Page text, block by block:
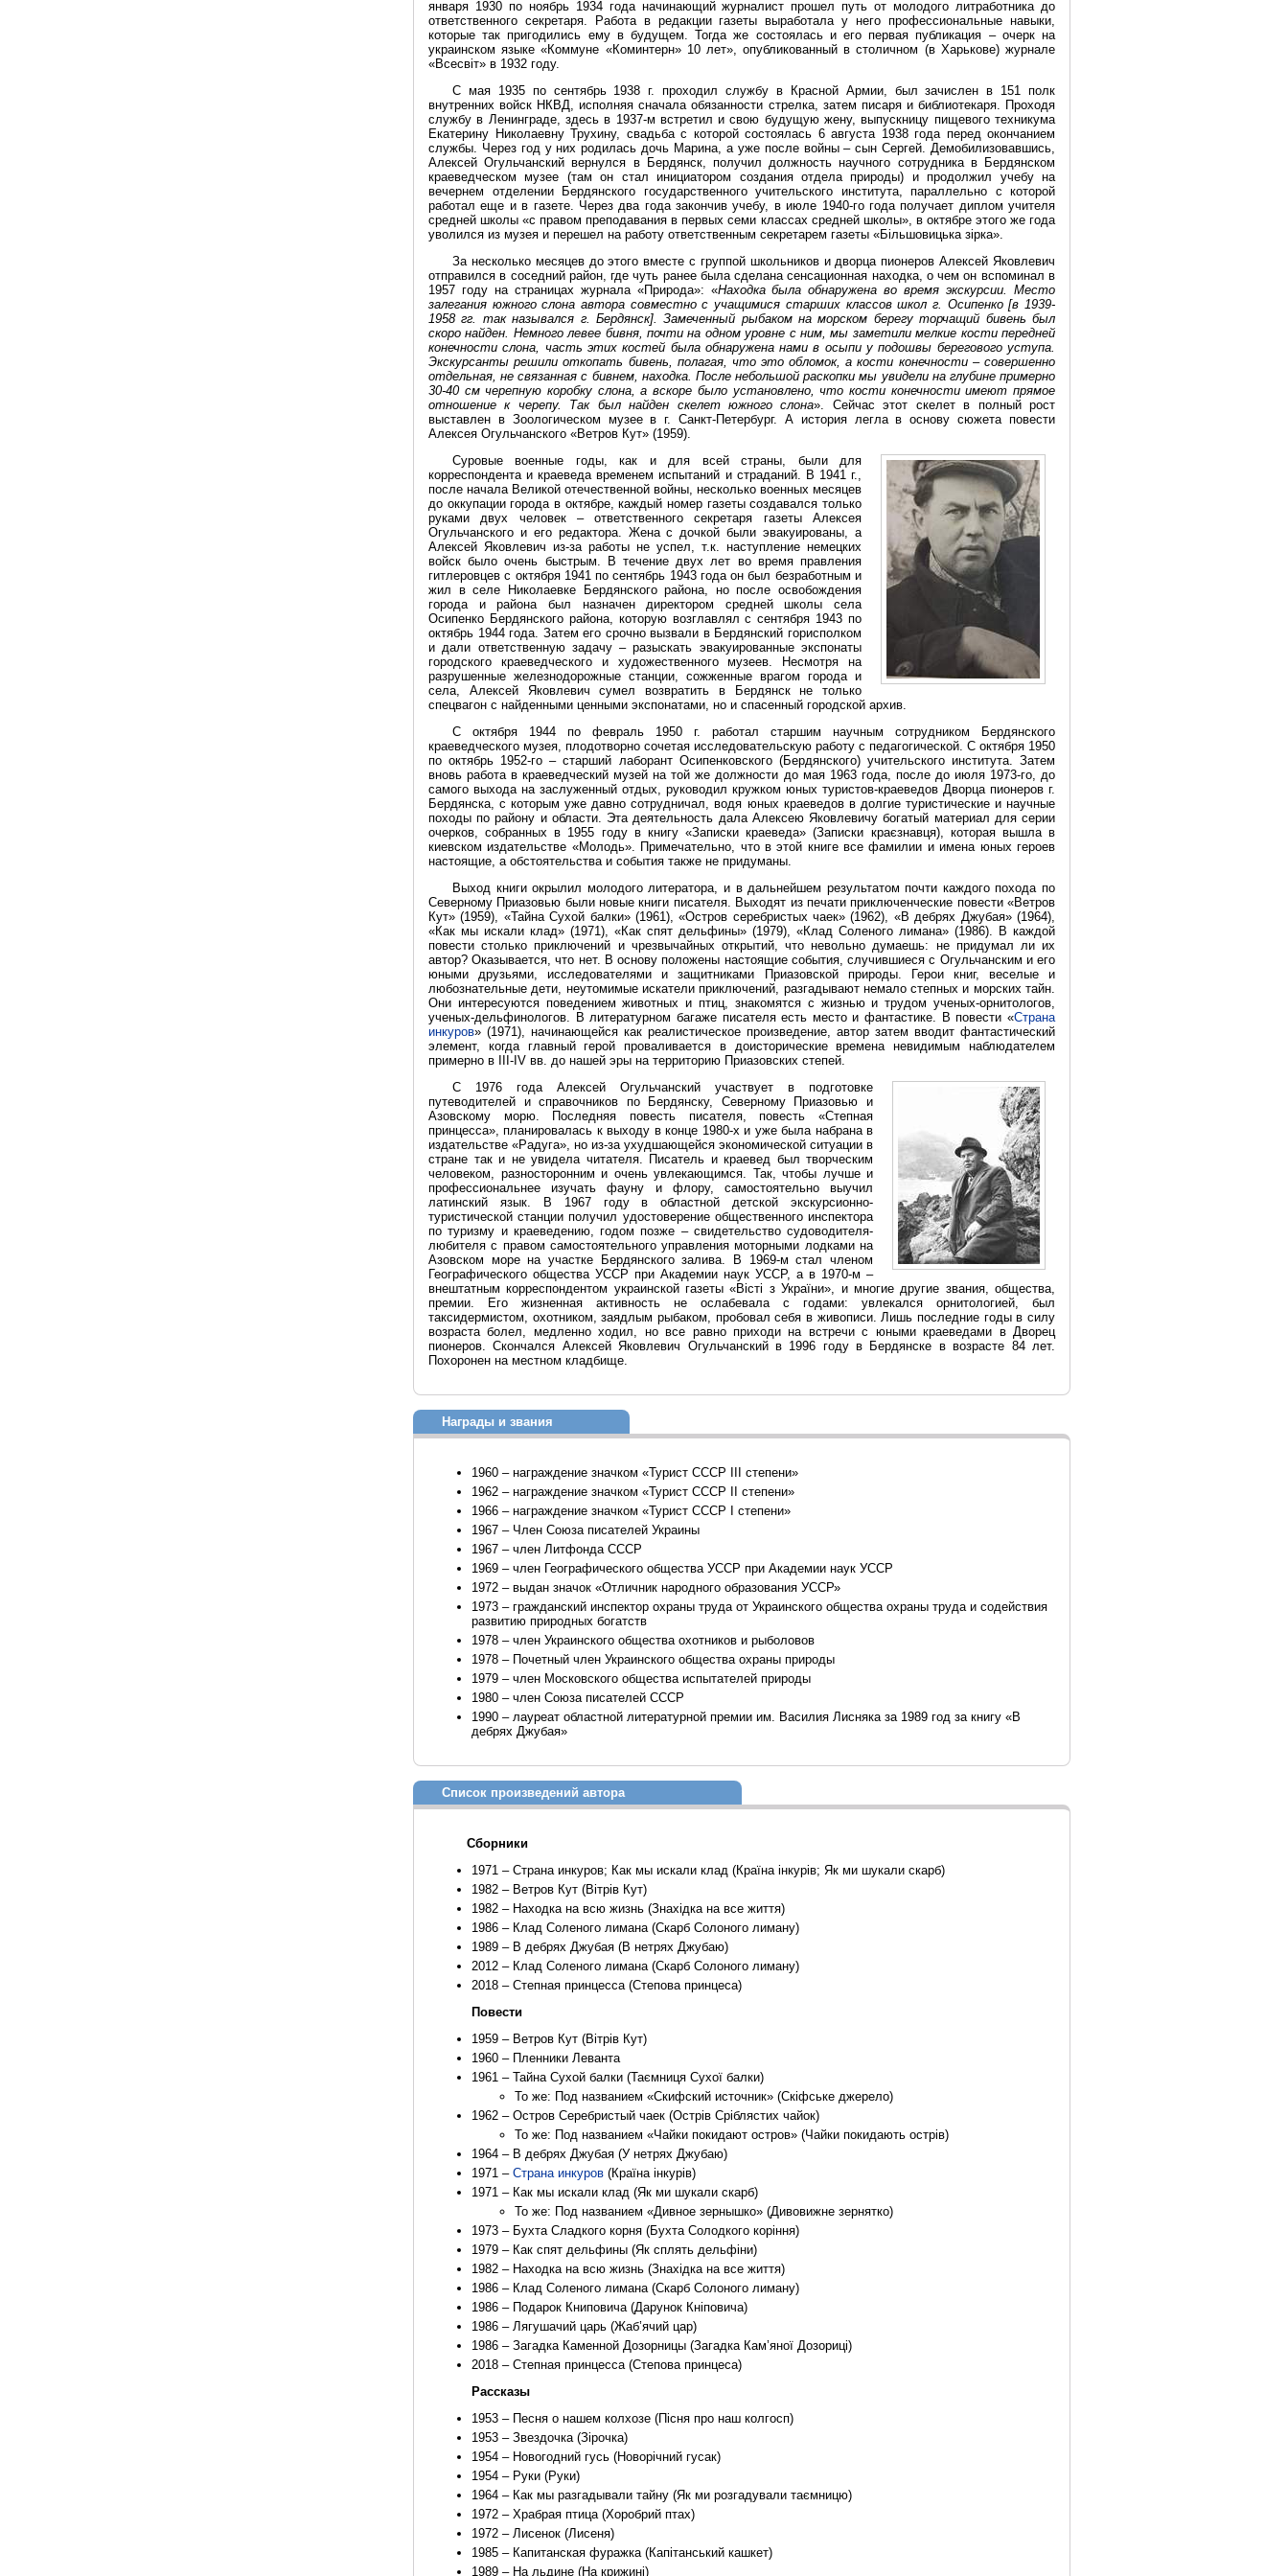
января 1930 по ноябрь 1934 года начинающий журналист прошел путь от молодого литработника до
ответственного секретаря. Работа в редакции газеты выработала у него профессиональные навыки,
которые так пригодились ему в будущем. Тогда же состоялась и его первая публикация – очерк на
украинском языке «Коммуне «Коминтерн» 10 лет», опубликованный в столичном (в Харькове) журнале
«Всесвіт» в 1932 году.
С мая 1935 по сентябрь 1938 г. проходил службу в Красной Армии, был зачислен в 151 полк
внутренних войск НКВД, исполняя сначала обязанности стрелка, затем писаря и библиотекаря. Проходя
службу в Ленинграде, здесь в 1937-м встретил и свою будущую жену, выпускницу пищевого техникума
Екатерину Николаевну Трухину, свадьба с которой состоялась 6 августа 1938 года перед окончанием
службы. Через год у них родилась дочь Марина, а уже после войны – сын Сергей. Демобилизовавшись,
Алексей Огульчанский вернулся в Бердянск, получил должность научного сотрудника в Бердянском
краеведческом музее (там он стал инициатором создания отдела природы) и продолжил учебу на
вечернем отделении Бердянского государственного учительского института, параллельно с которой
работал еще и в газете. Через два года закончив учебу, в июле 1940-го года получает диплом учителя
средней школы «с правом преподавания в первых семи классах средней школы», в октябре этого же года
уволился из музея и перешел на работу ответственным секретарем газеты «Більшовицька зірка».
За несколько месяцев до этого вместе с группой школьников и дворца пионеров Алексей Яковлевич
отправился в соседний район, где чуть ранее была сделана сенсационная находка, о чем он вспоминал в
1957 году на страницах журнала «Природа»: «Находка была обнаружена во время экскурсии. Место
залегания южного слона автора совместно с учащимися старших классов школ г. Осипенко [в 1939-
1958 гг. так назывался г. Бердянск]. Замеченный рыбаком на морском берегу торчащий бивень был
скоро найден. Немного левее бивня, почти на одном уровне с ним, мы заметили мелкие кости передней
конечности слона, часть этих костей была обнаружена нами в осыпи у подошвы берегового уступа.
Экскурсанты решили откопать бивень, полагая, что это обломок, а кости конечности – совершенно
отдельная, не связанная с бивнем, находка. После небольшой раскопки мы увидели на глубине примерно
30-40 см черепную коробку слона, а вскоре было установлено, что кости конечности имеют прямое
отношение к черепу. Так был найден скелет южного слона». Сейчас этот скелет в полный рост
выставлен в Зоологическом музее в г. Санкт-Петербург. А история легла в основу сюжета повести
Алексея Огульчанского «Ветров Кут» (1959).
Суровые военные годы, как и для всей страны, были для
корреспондента и краеведа временем испытаний и страданий. В 1941 г.,
после начала Великой отечественной войны, несколько военных месяцев
до оккупации города в октябре, каждый номер газеты создавался только
руками двух человек – ответственного секретаря газеты Алексея
Огульчанского и его редактора. Жена с дочкой были эвакуированы, а
Алексей Яковлевич из-за работы не успел, т.к. наступление немецких
войск было очень быстрым. В течение двух лет во время правления
гитлеровцев с октября 1941 по сентябрь 1943 года он был безработным и
жил в селе Николаевке Бердянского района, но после освобождения
города и района был назначен директором средней школы села
Осипенко Бердянского района, которую возглавлял с сентября 1943 по
октябрь 1944 года. Затем его срочно вызвали в Бердянский горисполком
и дали ответственную задачу – разыскать эвакуированные экспонаты
городского краеведческого и художественного музеев. Несмотря на
разрушенные железнодорожные станции, сожженные врагом города и
села, Алексей Яковлевич сумел возвратить в Бердянск не только
спецвагон с найденными ценными экспонатами, но и спасенный городской архив.
С октября 1944 по февраль 1950 г. работал старшим научным сотрудником Бердянского
краеведческого музея, плодотворно сочетая исследовательскую работу с педагогической. С октября 1950
по октябрь 1952-го – старший лаборант Осипенковского (Бердянского) учительского института. Затем
вновь работа в краеведческий музей на той же должности до мая 1963 года, после до июля 1973-го, до
самого выхода на заслуженный отдых, руководил кружком юных туристов-краеведов Дворца пионеров г.
Бердянска, с которым уже давно сотрудничал, водя юных краеведов в долгие туристические и научные
походы по району и области. Эта деятельность дала Алексею Яковлевичу богатый материал для серии
очерков, собранных в 1955 году в книгу «Записки краеведа» (Записки краєзнавця), которая вышла в
киевском издательстве «Молодь». Примечательно, что в этой книге все фамилии и имена юных героев
настоящие, а обстоятельства и события также не придуманы.
Выход книги окрылил молодого литератора, и в дальнейшем результатом почти каждого похода по
Северному Приазовью были новые книги писателя. Выходят из печати приключенческие повести «Ветров
Кут» (1959), «Тайна Сухой балки» (1961), «Остров серебристых чаек» (1962), «В дебрях Джубая» (1964),
«Как мы искали клад» (1971), «Как спят дельфины» (1979), «Клад Соленого лимана» (1986). В каждой
повести столько приключений и чрезвычайных открытий, что невольно думаешь: не придумал ли их
автор? Оказывается, что нет. В основу положены настоящие события, случившиеся с Огульчанским и его
юными друзьями, исследователями и защитниками Приазовской природы. Герои книг, веселые и
любознательные дети, неутомимые искатели приключений, разгадывают немало степных и морских тайн.
Они интересуются поведением животных и птиц, знакомятся с жизнью и трудом ученых-орнитологов,
ученых-дельфинологов. В литературном багаже писателя есть место и фантастике. В повести «Страна
инкуров» (1971), начинающейся как реалистическое произведение, автор затем вводит фантастический
элемент, когда главный герой проваливается в доисторические времена невидимым наблюдателем
примерно в III-IV вв. до нашей эры на территорию Приазовских степей.
С 1976 года Алексей Огульчанский участвует в подготовке
путеводителей и справочников по Бердянску, Северному Приазовью и
Азовскому морю. Последняя повесть писателя, повесть «Степная
принцесса», планировалась к выходу в конце 1980-х и уже была набрана в
издательстве «Радуга», но из-за ухудшающейся экономической ситуации в
стране так и не увидела читателя. Писатель и краевед был творческим
человеком, разносторонним и очень увлекающимся. Так, чтобы лучше и
профессиональнее изучать фауну и флору, самостоятельно выучил
латинский язык. В 1967 году в областной детской экскурсионно-
туристической станции получил удостоверение общественного инспектора
по туризму и краеведению, годом позже – свидетельство судоводителя-
любителя с правом самостоятельного управления моторными лодками на
Азовском море на участке Бердянского залива. В 1969-м стал членом
Географического общества УССР при Академии наук УССР, а в 1970-м –
внештатным корреспондентом украинской газеты «Вісті з України», и многие другие звания, общества,
премии. Его жизненная активность не ослабевала с годами: увлекался орнитологией, был
таксидермистом, охотником, заядлым рыбаком, пробовал себя в живописи. Лишь последние годы в силу
возраста болел, медленно ходил, но все равно приходи на встречи с юными краеведами в Дворец
пионеров. Скончался Алексей Яковлевич Огульчанский в 1996 году в Бердянске в возрасте 84 лет.
Похоронен на местном кладбище.
Награды и звания
1960 – награждение значком «Турист СССР III степени»
1962 – награждение значком «Турист СССР II степени»
1966 – награждение значком «Турист СССР I степени»
1967 – Член Союза писателей Украины
1967 – член Литфонда СССР
1969 – член Географического общества УССР при Академии наук УССР
1972 – выдан значок «Отличник народного образования УССР»
1973 – гражданский инспектор охраны труда от Украинского общества охраны труда и содействия
развитию природных богатств
1978 – член Украинского общества охотников и рыболовов
1978 – Почетный член Украинского общества охраны природы
1979 – член Московского общества испытателей природы
1980 – член Союза писателей СССР
1990 – лауреат областной литературной премии им. Василия Лисняка за 1989 год за книгу «В
дебрях Джубая»
Список произведений автора
Сборники
1971 – Страна инкуров; Как мы искали клад (Країна інкурів; Як ми шукали скарб)
1982 – Ветров Кут (Вітрів Кут)
1982 – Находка на всю жизнь (Знахідка на все життя)
1986 – Клад Соленого лимана (Скарб Солоного лиману)
1989 – В дебрях Джубая (В нетрях Джубаю)
2012 – Клад Соленого лимана (Скарб Солоного лиману)
2018 – Степная принцесса (Степова принцеса)
Повести
1959 – Ветров Кут (Вітрів Кут)
1960 – Пленники Леванта
1961 – Тайна Сухой балки (Таємниця Сухої балки)
То же: Под названием «Скифский источник» (Скіфське джерело)
1962 – Остров Серебристый чаек (Острів Сріблястих чайок)
То же: Под названием «Чайки покидают остров» (Чайки покидають острів)
1964 – В дебрях Джубая (У нетрях Джубаю)
1971 – Страна инкуров (Країна інкурів)
1971 – Как мы искали клад (Як ми шукали скарб)
То же: Под названием «Дивное зернышко» (Дивовижне зернятко)
1973 – Бухта Сладкого корня (Бухта Солодкого коріння)
1979 – Как спят дельфины (Як сплять дельфіни)
1982 – Находка на всю жизнь (Знахідка на все життя)
1986 – Клад Соленого лимана (Скарб Солоного лиману)
1986 – Подарок Книповича (Дарунок Кніповича)
1986 – Лягушачий царь (Жаб’ячий цар)
1986 – Загадка Каменной Дозорницы (Загадка Кам’яної Дозориці)
2018 – Степная принцесса (Степова принцеса)
Рассказы
1953 – Песня о нашем колхозе (Пісня про наш колгосп)
1953 – Звездочка (Зірочка)
1954 – Новогодний гусь (Новорічний гусак)
1954 – Руки (Руки)
1964 – Как мы разгадывали тайну (Як ми розгадували таємницю)
1972 – Храбрая птица (Хоробрий птах)
1972 – Лисенок (Лисеня)
1985 – Капитанская фуражка (Капітанський кашкет)
1989 – На льдине (На крижині)